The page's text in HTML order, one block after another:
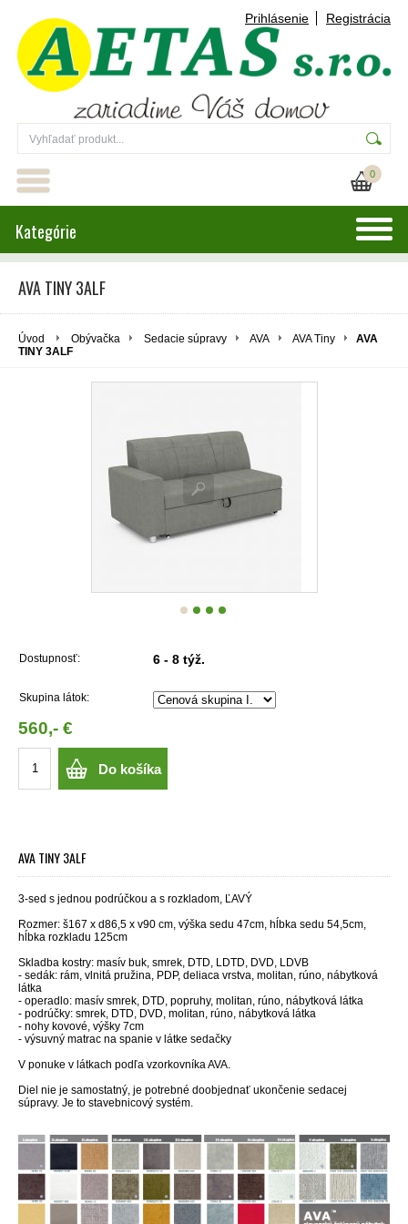
Prihlásenie Registrácia
0
Kategórie
AVA TINY 3ALF
Úvod Obývačka Sedacie súpravy AVA AVA Tiny
AVA
TINY 3ALF
Dostupnosť: 6 - 8 týž.
Skupina látok:
560,- €
Do košíka
AVA TINY 3ALF
3-sed s jednou podrúčkou a s rozkladom, ĽAVÝ
Rozmer: š167 x d86,5 x v90 cm, výška sedu 47cm, hĺbka sedu 54,5cm,
hĺbka rozkladu 125cm
Skladba kostry: masív buk, smrek, DTD, LDTD, DVD, LDVB
- sedák: rám, vlnitá pružina, PDP, deliaca vrstva, molitan, rúno, nábytková
látka
- operadlo: masív smrek, DTD, popruhy, molitan, rúno, nábytková látka
- podrúčky: smrek, DTD, DVD, molitan, rúno, nábytková látka
- nohy kovové, výšky 7cm
- výsuvný matrac na spanie v látke sedačky
V ponuke v látkach podľa vzorkovníka AVA.
Diel nie je samostatný, je potrebné doobjednať ukončenie sedacej
súpravy. Je to stavebnicový systém.